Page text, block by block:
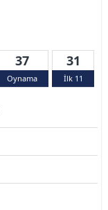
37
Oynama
31
İlk 11